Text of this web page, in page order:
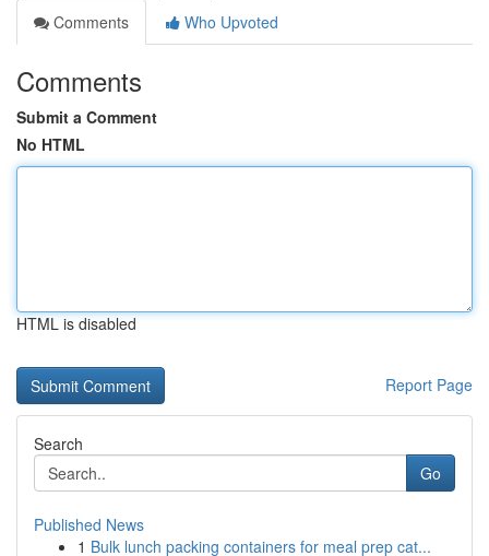
Comments
Who Upvoted
Comments
Submit a Comment
No HTML
HTML is disabled
Report Page
Search
Go
Published News
1 Bulk lunch packing containers for meal prep cat...